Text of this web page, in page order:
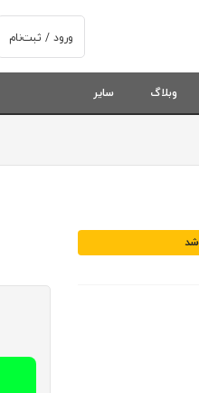
ورود / ثبت‌نام
وبلاگ سایر